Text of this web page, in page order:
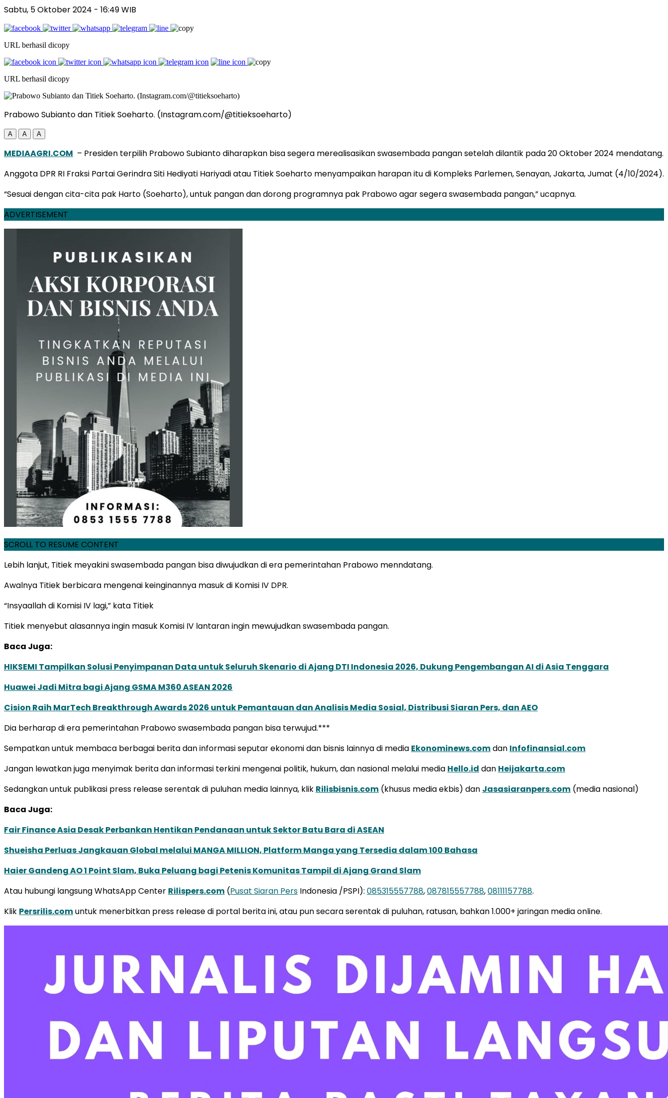
Sabtu, 5 Oktober 2024 - 16:49 WIB
URL berhasil dicopy
URL berhasil dicopy
Prabowo Subianto dan Titiek Soeharto. (Instagram.com/@titieksoeharto)
A A A
MEDIAAGRI.COM – Presiden terpilih Prabowo Subianto diharapkan bisa segera merealisasikan swasembada pangan setelah dilantik pada 20 Oktober 2024 mendatang.
Anggota DPR RI Fraksi Partai Gerindra Siti Hediyati Hariyadi atau Titiek Soeharto menyampaikan harapan itu di Kompleks Parlemen, Senayan, Jakarta, Jumat (4/10/2024).
“Sesuai dengan cita-cita pak Harto (Soeharto), untuk pangan dan dorong programnya pak Prabowo agar segera swasembada pangan,” ucapnya.
ADVERTISEMENT
SCROLL TO RESUME CONTENT
Lebih lanjut, Titiek meyakini swasembada pangan bisa diwujudkan di era pemerintahan Prabowo menndatang.
Awalnya Titiek berbicara mengenai keinginannya masuk di Komisi IV DPR.
“Insyaallah di Komisi IV lagi,” kata Titiek
Titiek menyebut alasannya ingin masuk Komisi IV lantaran ingin mewujudkan swasembada pangan.
Baca Juga:
HIKSEMI Tampilkan Solusi Penyimpanan Data untuk Seluruh Skenario di Ajang DTI Indonesia 2026, Dukung Pengembangan AI di Asia Tenggara
Huawei Jadi Mitra bagi Ajang GSMA M360 ASEAN 2026
Cision Raih MarTech Breakthrough Awards 2026 untuk Pemantauan dan Analisis Media Sosial, Distribusi Siaran Pers, dan AEO
Dia berharap di era pemerintahan Prabowo swasembada pangan bisa terwujud.***
Sempatkan untuk membaca berbagai berita dan informasi seputar ekonomi dan bisnis lainnya di media Ekonominews.comdan Infofinansial.com
Jangan lewatkan juga menyimak berita dan informasi terkini mengenai politik, hukum, dan nasional melalui media Hello.id dan Heijakarta.com
Sedangkan untuk publikasi press release serentak di puluhan media lainnya, klik Rilisbisnis.com (khusus media ekbis) dan Jasasiaranpers.com (media nasional)
Baca Juga:
Fair Finance Asia Desak Perbankan Hentikan Pendanaan untuk Sektor Batu Bara di ASEAN
Shueisha Perluas Jangkauan Global melalui MANGA MILLION, Platform Manga yang Tersedia dalam 100 Bahasa
Haier Gandeng AO 1 Point Slam, Buka Peluang bagi Petenis Komunitas Tampil di Ajang Grand Slam
Atau hubungi langsung WhatsApp Center Rilispers.com (Pusat Siaran Pers Indonesia /PSPI): 085315557788,087815557788,08111157788.
Klik Persrilis.comuntuk menerbitkan press release di portal berita ini, atau pun secara serentak di puluhan, ratusan, bahkan 1.000+ jaringan media online.